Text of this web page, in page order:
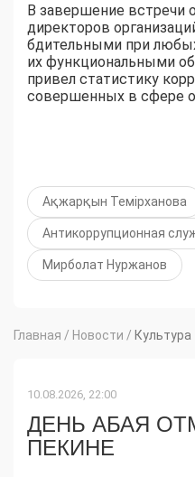
В завершение встречи
директоров
бдительными при
их функциональными
привел статистику
совершенных в сфере
Ақжарқын Темірханова
Антикоррупционная
Мирболат Нуржанов
Главная / Новости / Культура
10.08.2026, 22:00
ДЕНЬ АБАЯ
ПЕКИНЕ